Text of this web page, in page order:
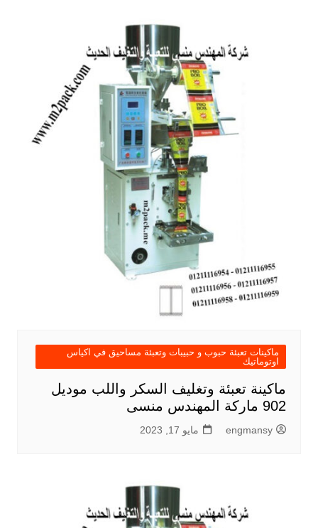
ماكينات تعبئة حبوب و حبيبات وتعبئة مساحيق في اكياس
اوتوماتيك
ماكينة تعبئة وتغليف السكر واللب موديل
902 ماركة المهندس منسى
engmansy مايو 17, 2023